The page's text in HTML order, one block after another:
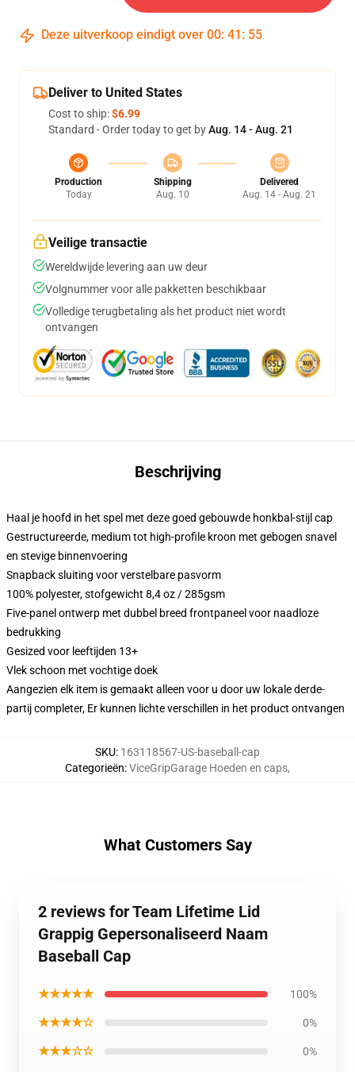
Deze uitverkoop eindigt over 00: 41 : 54
Deliver to United States
Cost to ship:$6.99
Standard - Order today to get byAug. 14 - Aug. 21
Production
Today
Shipping
Aug. 10
Delivered
Aug. 14 - Aug. 21
Veilige transactie
Wereldwijde levering aan uw deur
Volgnummer voor alle pakketten beschikbaar
Volledige terugbetaling als het product niet wordt
ontvangen
Beschrijving
Haal je hoofd in het spel met deze goed gebouwde honkbal-stijl cap
Gestructureerde, medium tot high-profile kroon met gebogen snavel
en stevige binnenvoering
Snapback sluiting voor verstelbare pasvorm
100% polyester, stofgewicht 8,4 oz / 285gsm
Five-panel ontwerp met dubbel breed frontpaneel voor naadloze
bedrukking
Gesized voor leeftijden 13+
Vlek schoon met vochtige doek
Aangezien elk item is gemaakt alleen voor u door uw lokale derde-
partij completer, Er kunnen lichte verschillen in het product ontvangen
SKU: 163118567-US-baseball-cap
Categorieën:ViceGripGarage Hoeden en caps,
What Customers Say
2 reviews for Team Lifetime Lid
Grappig Gepersonaliseerd Naam
Baseball Cap
★★★★★ 100%
★★★★☆ 0%
★★★☆☆ 0%